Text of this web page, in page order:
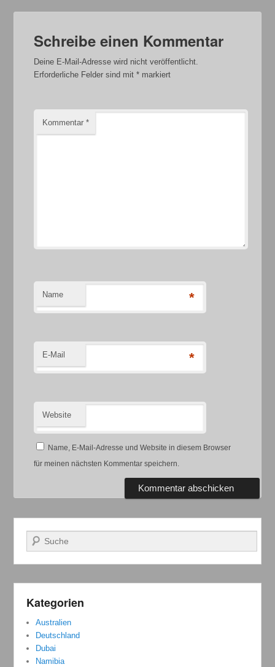
Schreibe einen Kommentar
Deine E-Mail-Adresse wird nicht veröffentlicht.
Erforderliche Felder sind mit* markiert
Kommentar*
Name *
E-Mail *
Website
Name, E-Mail-Adresse und Website in diesem Browser
für meinen nächsten Kommentar speichern.
Suchen
Kategorien
Australien
Deutschland
Dubai
Namibia